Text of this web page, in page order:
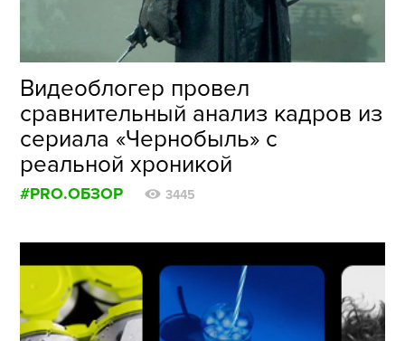
Видеоблогер провел
сравнительный анализ кадров из
сериала «Чернобыль» с
реальной хроникой
#PRO.ОБЗОР 3445